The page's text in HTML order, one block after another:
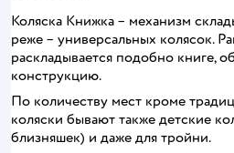
Коляска Книжка – механизм
реже – универсальных колясок.
раскладывается подобно книге,
конструкцию.
По количеству мест кроме
коляски бывают также детские
близняшек) и даже для тройни.